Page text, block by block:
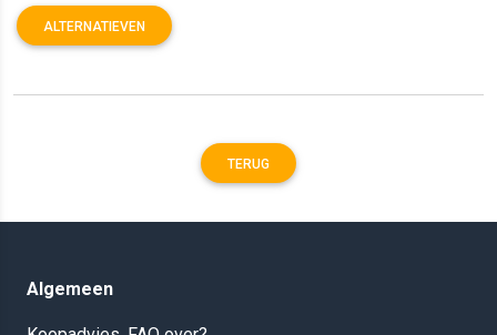
ALTERNATIEVEN
TERUG
Algemeen